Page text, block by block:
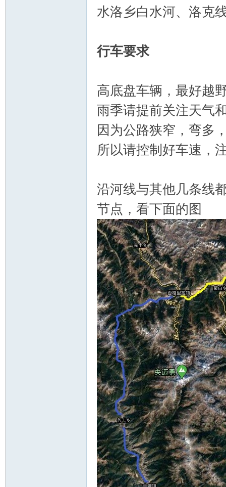
水洛乡白水河、洛克
行车要求
高底盘车辆，最好越
雨季请提前关注天气
因为公路狭窄，弯多
所以请控制好车速，
沿河线与其他几条线
节点，看下面的图